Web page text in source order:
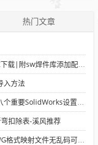
热门文章
焊件库添加配置使用教程
入方法
设置可以提高你的画图效率
扣除表-溪风推荐
件无乱码可分层-溪风亲测推荐